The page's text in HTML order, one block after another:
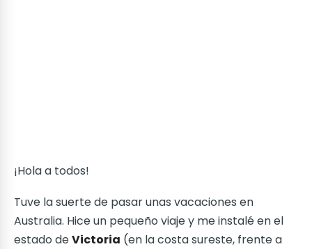
¡Hola a todos!
Tuve la suerte de pasar unas vacaciones en
Australia. Hice un pequeño viaje y me instalé en el
estado deVictoria (en la costa sureste, frente a